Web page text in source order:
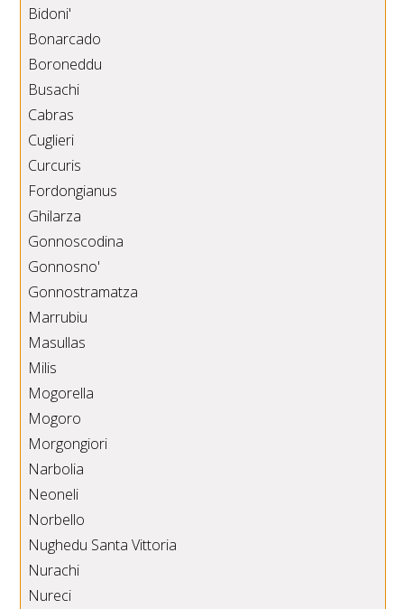
Bidoni'
Bonarcado
Boroneddu
Busachi
Cabras
Cuglieri
Curcuris
Fordongianus
Ghilarza
Gonnoscodina
Gonnosno'
Gonnostramatza
Marrubiu
Masullas
Milis
Mogorella
Mogoro
Morgongiori
Narbolia
Neoneli
Norbello
Nughedu Santa Vittoria
Nurachi
Nureci